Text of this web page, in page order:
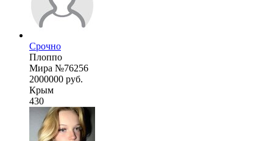
Срочно
Плоппо
Мира №76256
2000000 руб.
Крым
430